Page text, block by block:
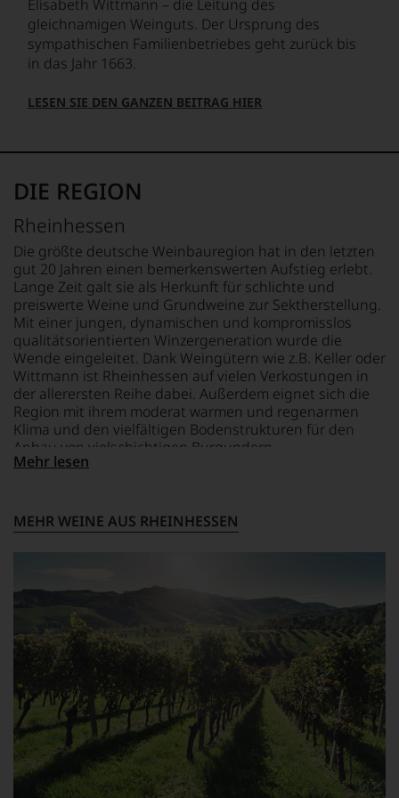
einzelner
Kritiker
verlassen
müssen?
Unsere
Bewertungen
Expertenrunde
Bitte
beachten
Sie
auch
unsere
untenstehenden
Erläuterungen,
dann
wissen
Sie
dank
unserer
Bewertungen
stets,
was
Wein
Sie
können.
Natürlich
müssen
Sie
Zukunft
auf
R.
Parker
&
Co,
nicht
Elisabeth Wittmann – die Leitung des
gleichnamigen Weinguts. Der Ursprung des
sympathischen Familienbetriebes geht zurück bis
in das Jahr 1663.
LESEN SIE DEN GANZEN BEITRAG HIER
DIE REGION
Rheinhessen
Die größte deutsche Weinbauregion hat in den letzten
gut 20 Jahren einen bemerkenswerten Aufstieg erlebt.
Lange Zeit galt sie als Herkunft für schlichte und
preiswerte Weine und Grundweine zur Sektherstellung.
Mit einer jungen, dynamischen und kompromisslos
qualitätsorientierten Winzergeneration wurde die
Wende eingeleitet. Dank Weingütern wie z.B. Keller oder
Wittmann ist Rheinhessen auf vielen Verkostungen in
der allerersten Reihe dabei. Außerdem eignet sich die
Region mit ihrem moderat warmen und regenarmen
Klima und den vielfältigen Bodenstrukturen für den
Anbau von vielschichtigen Burgundern,
ausdruckstarken Rieslingen und exquisiten
Mehr lesen
MEHR WEINE AUS RHEINHESSEN